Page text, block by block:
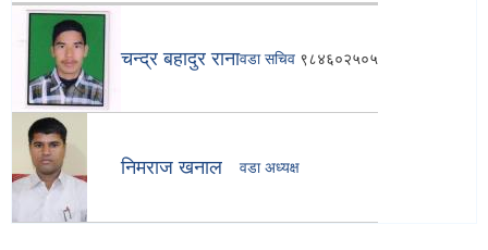
चन्द्र बहादुर रानावडा सचिव ९८४६०२५०५
निमराज खनाल वडा अध्यक्ष